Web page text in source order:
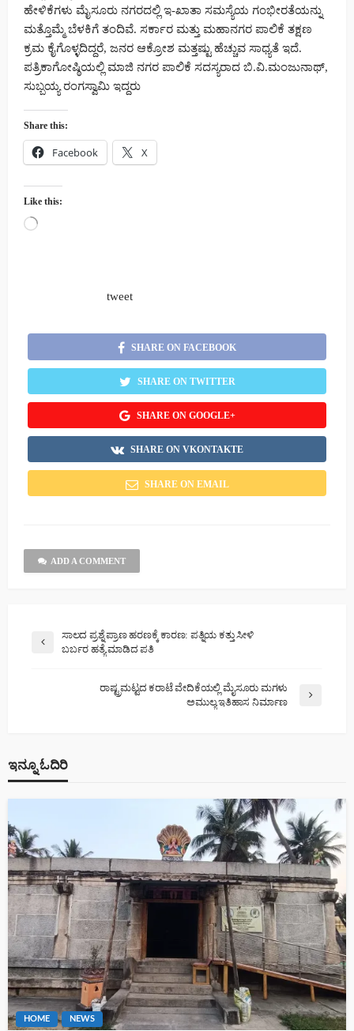
ಹೇಳಿಕೆಗಳು ಮೈಸೂರು ನಗರದಲ್ಲಿ ಇ-ಖಾತಾ ಸಮಸ್ಯೆಯ ಗಂಭೀರತೆಯನ್ನು
ಮತ್ತೊಮ್ಮೆ ಬೆಳಕಿಗೆ ತಂದಿವೆ. ಸರ್ಕಾರ ಮತ್ತು ಮಹಾನಗರ ಪಾಲಿಕೆ ತಕ್ಷಣ
ಕ್ರಮ ಕೈಗೊಳ್ಳದಿದ್ದರೆ, ಜನರ ಆಕ್ರೋಶ ಮತ್ತಷ್ಟು ಹೆಚ್ಚುವ ಸಾಧ್ಯತೆ ಇದೆ.
ಪತ್ರಿಕಾಗೋಷ್ಠಿಯಲ್ಲಿ ಮಾಜಿ ನಗರ ಪಾಲಿಕೆ ಸದಸ್ಯರಾದ ಬಿ.ವಿ.ಮಂಜುನಾಥ್,
ಸುಬ್ಬಯ್ಯ ರಂಗಸ್ವಾಮಿ ಇದ್ದರು
Share this:
Facebook X
Like this:
Loading…
tweet
SHARE ON FACEBOOK
SHARE ON TWITTER
SHARE ON GOOGLE+
SHARE ON VKONTAKTE
SHARE ON EMAIL
ADD A COMMENT
ಸಾಲದ ಪ್ರಶ್ನೆ ಪ್ರಾಣ ಹರಣಕ್ಕೆ ಕಾರಣ: ಪತ್ನಿಯ ಕತ್ತು ಸೀಳಿ
ಬರ್ಬರ ಹತ್ಯೆ ಮಾಡಿದ ಪತಿ
ರಾಷ್ಟ್ರಮಟ್ಟದ ಕರಾಟೆ ವೇದಿಕೆಯಲ್ಲಿ ಮೈಸೂರು ಮಗಳು
ಅಮುಲ್ಯ ಇತಿಹಾಸ ನಿರ್ಮಾಣ
ಇನ್ನೂ ಓದಿರಿ
HOME NEWS